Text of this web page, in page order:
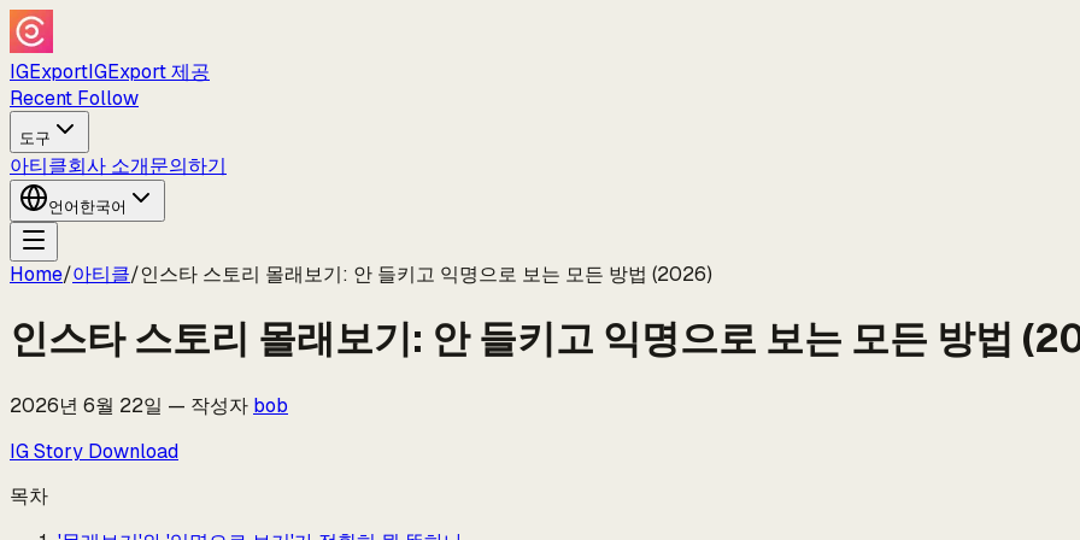
IGExportIGExport 제공
Recent Follow
도구
아티클회사 소개문의하기
언어 한국어
Home/아티클/인스타 스토리 몰래보기: 안 들키고 익명으로 보는 모든 방법 (2026)
인스타 스토리 몰래보기: 안 들키고 익명으로 보는 모든 방법
2026년 6월 22일 — 작성자 bob
IG Story Download
목차